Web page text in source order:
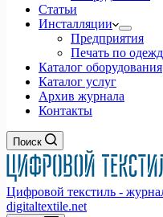
Статьи
Инсталляции
Предприятия
Печать по
Каталог оборудования
Каталог услуг
Архив журнала
Контакты
Поиск
Цифровой текстиль -
digitaltextile.net